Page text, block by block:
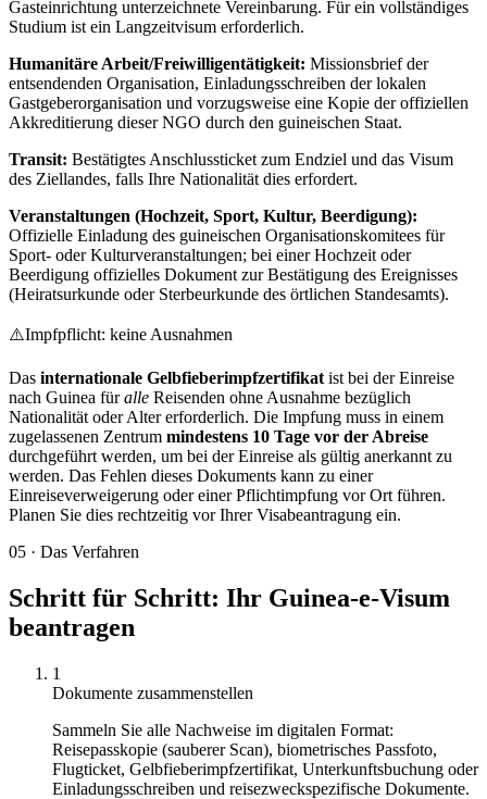
Gasteinrichtung unterzeichnete Vereinbarung. Für ein vollständiges
Studium ist ein Langzeitvisum erforderlich.
Humanitäre Arbeit/Freiwilligentätigkeit: Missionsbrief der
entsendenden Organisation, Einladungsschreiben der lokalen
Gastgeberorganisation und vorzugsweise eine Kopie der offiziellen
Akkreditierung dieser NGO durch den guineischen Staat.
Transit: Bestätigtes Anschlussticket zum Endziel und das Visum
des Ziellandes, falls Ihre Nationalität dies erfordert.
Veranstaltungen (Hochzeit, Sport, Kultur, Beerdigung):
Offizielle Einladung des guineischen Organisationskomitees für
Sport- oder Kulturveranstaltungen; bei einer Hochzeit oder
Beerdigung offizielles Dokument zur Bestätigung des Ereignisses
(Heiratsurkunde oder Sterbeurkunde des örtlichen Standesamts).
⚠️Impfpflicht: keine Ausnahmen
Das internationale Gelbfieberimpfzertifikat ist bei der Einreise
nach Guinea füralle Reisenden ohne Ausnahme bezüglich
Nationalität oder Alter erforderlich. Die Impfung muss in einem
zugelassenen Zentrum mindestens 10 Tage vor der Abreise
durchgeführt werden, um bei der Einreise als gültig anerkannt zu
werden. Das Fehlen dieses Dokuments kann zu einer
Einreiseverweigerung oder einer Pflichtimpfung vor Ort führen.
Planen Sie dies rechtzeitig vor Ihrer Visabeantragung ein.
05 · Das Verfahren
Schritt für Schritt: Ihr Guinea-e-Visum
beantragen
1
Dokumente zusammenstellen
Sammeln Sie alle Nachweise im digitalen Format:
Reisepasskopie (sauberer Scan), biometrisches Passfoto,
Flugticket, Gelbfieberimpfzertifikat, Unterkunftsbuchung oder
Einladungsschreiben und reisezweckspezifische Dokumente.